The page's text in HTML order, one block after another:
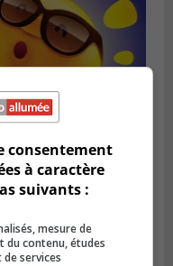
à Saint-
consentement
à caractère
suivants :
mesure de
du contenu, études
de services